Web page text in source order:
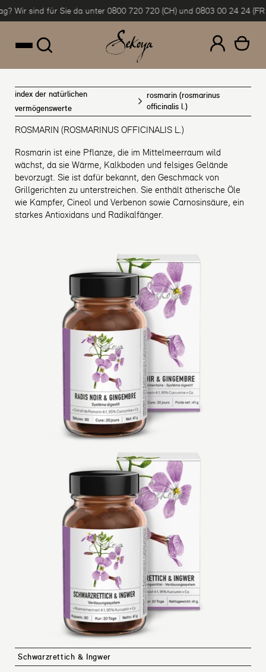
Inhalt springen
Wir sind für Sie da unter 0800 720 720 (CH) und 0803 00 24 24 (FR &
index der natürlichen
vermögenswerte
rosmarin (rosmarinus
officinalis l.)
ROSMARIN (ROSMARINUS OFFICINALIS L.)
Rosmarin ist eine Pflanze, die im Mittelmeerraum wild
wächst, da sie Wärme, Kalkboden und felsiges Gelände
bevorzugt. Sie ist dafür bekannt, den Geschmack von
Grillgerichten zu unterstreichen. Sie enthält ätherische Öle
wie Kampfer, Cineol und Verbenon sowie Carnosinsäure, ein
starkes Antioxidans und Radikalfänger.
Schwarzrettich & Ingwer